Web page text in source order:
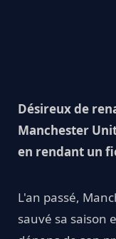
Désireux de
Manchester
en rendant un
L'an passé,
sauvé sa saison